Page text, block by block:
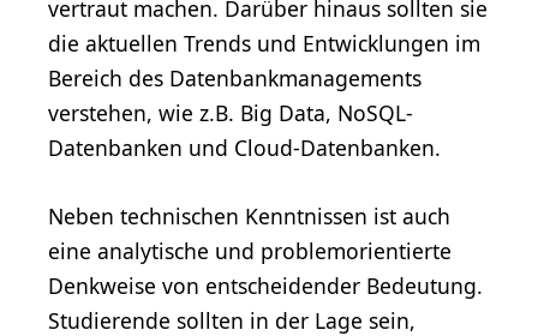
vertraut machen. Darüber hinaus sollten sie
die aktuellen Trends und Entwicklungen im
Bereich des Datenbankmanagements
verstehen, wie z.B. Big Data, NoSQL-
Datenbanken und Cloud-Datenbanken.
Neben technischen Kenntnissen ist auch
eine analytische und problemorientierte
Denkweise von entscheidender Bedeutung.
Studierende sollten in der Lage sein,